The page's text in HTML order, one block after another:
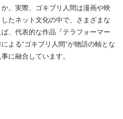
。実際、ゴキブリ人間は漫画や映
たネット文化の中で、さまざまな
、代表的な作品『テラフォーマー
よる“ゴキブリ人間”が物語の軸とな
に融合しています。